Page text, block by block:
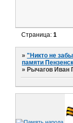
Страница:1
»"Никто не
памяти
» Рычагов Иван